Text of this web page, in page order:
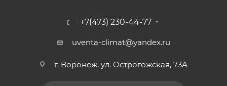
+7(473) 230-44-77
uventa-climat@yandex.ru
г. Воронеж, ул. Острогожская, 73А